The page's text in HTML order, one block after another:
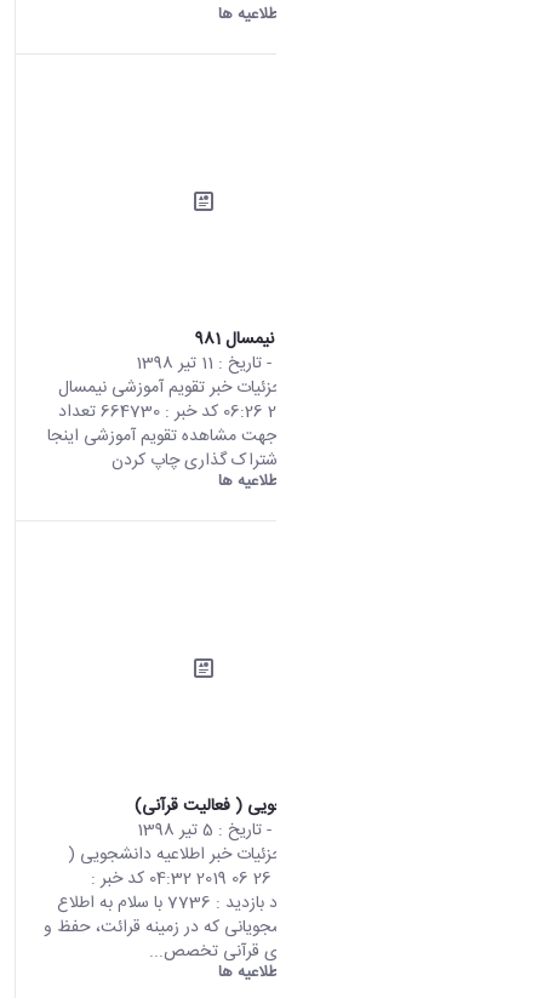
اطلاعیه ها
تقویم آموزشی نیمسال 981
- تاریخ : 11 تیر 1398
صفحه اصلی جزئیات خبر تقویم آموزشی نیمسال
981 02 07 2019 06:26 کد خبر : 664730 تعداد
بازدید : 7681 جهت مشاهده تقویم آموزشی اینجا
کلیک نمایید. اشتراک گذاری چاپ کردن
اطلاعیه ها
اطلاعیه دانشجویی ( فعالیت قرآنی)
- تاریخ : 5 تیر 1398
صفحه اصلی جزئیات خبر اطلاعیه دانشجویی (
فعالیت قرآنی) 26 06 2019 04:32 کد خبر :
664768 تعداد بازدید : 7736 با سلام به اطلاع
می رساند دانشجویانی که در زمینه قرائت، حفظ و
سایر فعالیت‌های قرآنی تخصص...
اطلاعیه ها